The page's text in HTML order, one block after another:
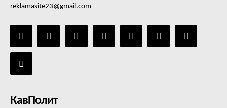
reklamasite23@gmail.com
КавПолит